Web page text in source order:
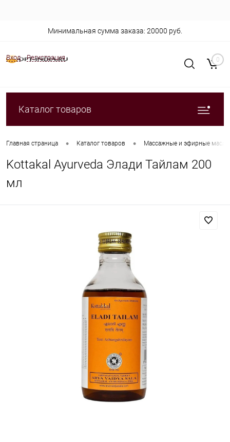
Вход Регистрация
Минимальная сумма заказа: 20000 руб.
0
Каталог товаров
Главная страница • Каталог товаров • Массажные и эфирные масла
Kottakal Ayurveda Элади Тайлам 200
мл